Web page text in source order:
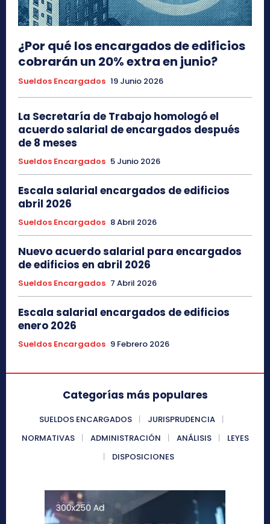
¿Por qué los encargados de edificios
cobrarán un 20% extra en junio?
Sueldos Encargados 19 Junio 2026
La Secretaría de Trabajo homologó el
acuerdo salarial de encargados después
de 8 meses
Sueldos Encargados 5 Junio 2026
Escala salarial encargados de edificios
abril 2026
Sueldos Encargados 8 Abril 2026
Nuevo acuerdo salarial para encargados
de edificios en abril 2026
Sueldos Encargados 7 Abril 2026
Escala salarial encargados de edificios
enero 2026
Sueldos Encargados 9 Febrero 2026
Categorías más populares
SUELDOS ENCARGADOS
JURISPRUDENCIA
NORMATIVAS
ADMINISTRACIÓN ANÁLISIS
LEYES
DISPOSICIONES